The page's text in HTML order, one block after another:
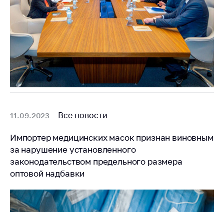
11.09.2023 Все новости
Импортер медицинских масок признан виновным
за нарушение установленного
законодательством предельного размера
оптовой надбавки